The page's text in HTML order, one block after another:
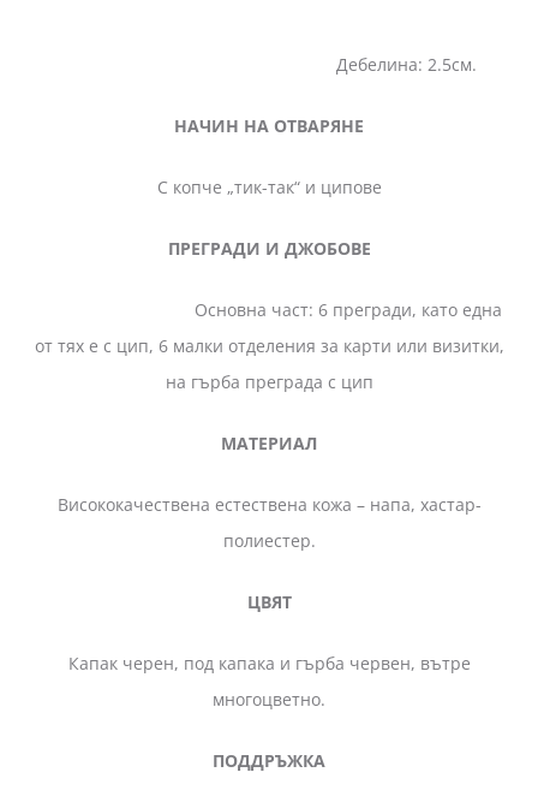
Дебелина: 2.5см.
НАЧИН НА ОТВАРЯНЕ
С копче „тик-так“ и ципове
ПРЕГРАДИ И ДЖОБОВЕ
Основна част: 6 прегради, като една
от тях е с цип, 6 малки отделения за карти или визитки,
на гърба преграда с цип
МАТЕРИАЛ
Висококачествена естествена кожа – напа, хастар-
полиестер.
ЦВЯТ
Капак черен, под капака и гърба червен, вътре
многоцветно.
ПОДДРЪЖКА